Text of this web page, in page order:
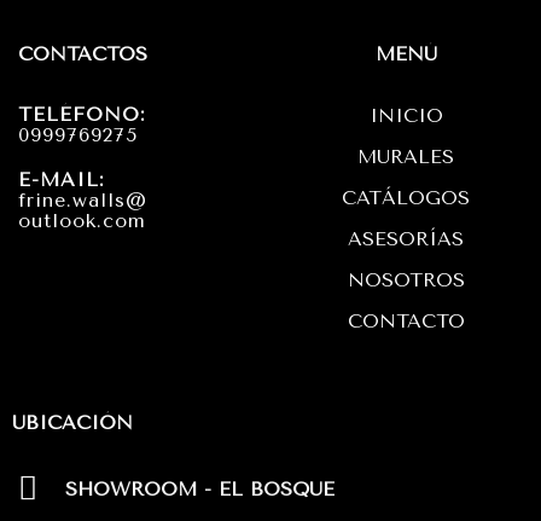
a
p
p
CONTACTOS
TELÉFONO:
0999769275
E-MAIL:
frine.walls@
outlook.com
MENÚ
INICIO
MURALES
CATÁLOGOS
ASESORÍAS
NOSOTROS
CONTACTO
UBICACIÓN
SHOWROOM - EL BOSQUE